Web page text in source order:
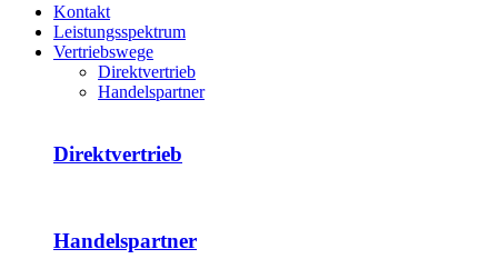
Kontakt
Leistungsspektrum
Vertriebswege
Direktvertrieb
Handelspartner
Direktvertrieb
Handelspartner